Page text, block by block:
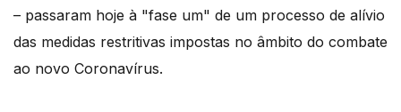
– passaram hoje à "fase um" de um processo de alívio
das medidas restritivas impostas no âmbito do combate
ao novo Coronavírus.